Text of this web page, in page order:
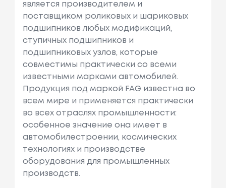
является производителем и
поставщиком роликовых и шариковых
подшипников любых модификаций,
ступичных подшипников и
подшипниковых узлов, которые
совместимы практически со всеми
известными марками автомобилей.
Продукция под маркой FAG известна во
всем мире и применяется практически
во всех отраслях промышленности:
особенное значение она имеет в
автомобилестроении, космических
технологиях и производстве
оборудования для промышленных
производств.